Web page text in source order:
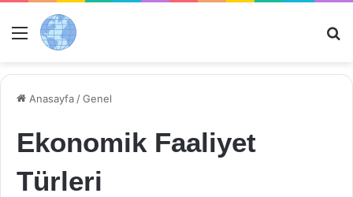
Menü
Anasayfa /Genel
Ekonomik Faaliyet
Türleri